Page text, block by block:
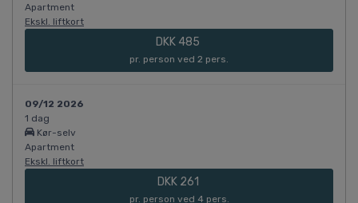
Apartment
Ekskl. liftkort
DKK 485
pr. person ved 2 pers.
09/12 2026
1 dag
Kør-selv
Apartment
Ekskl. liftkort
DKK 261
pr. person ved 4 pers.